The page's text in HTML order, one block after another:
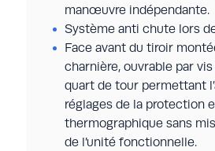
manœuvre indépendante.
Système anti chute lors
Face avant du tiroir
charnière, ouvrable par
quart de tour permettant
réglages de la protection
thermographique sans
de l’unité fonctionnelle.